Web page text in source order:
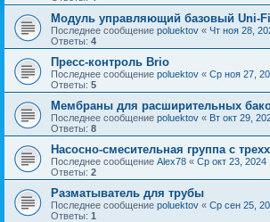
Модуль управляющий базовый Uni-
Последнее сообщение poluektov « Чт ноя 28,
Ответы: 4
Пресс-контроль Brio
Последнее сообщение poluektov « Ср ноя 27,
Ответы: 5
Мембраны для расширительных
Последнее сообщение poluektov « Вт окт 29,
Ответы: 8
Насосно-смесительная группа с
Последнее сообщение Alex78 « Ср окт 23, 2024
Ответы: 2
Разматыватель для трубы
Последнее сообщение poluektov « Ср сен 25,
Ответы: 1